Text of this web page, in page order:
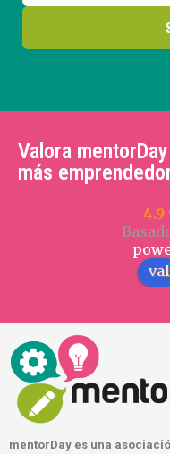
Valora
más
4.9
mentorDay es una